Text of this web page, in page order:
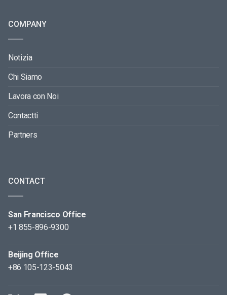
COMPANY
Notizia
Chi Siamo
Lavora con Noi
Contactti
Partners
CONTACT
San Francisco Office
+1 855-896-9300
Beijing Office
+86 105-123-5043